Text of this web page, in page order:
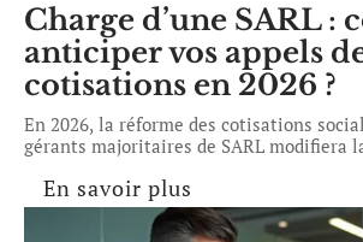
Charge d’une SARL :
anticiper vos appels
cotisations en 2026 ?
En 2026, la réforme des cotisations
gérants majoritaires de SARL modifiera
En savoir plus